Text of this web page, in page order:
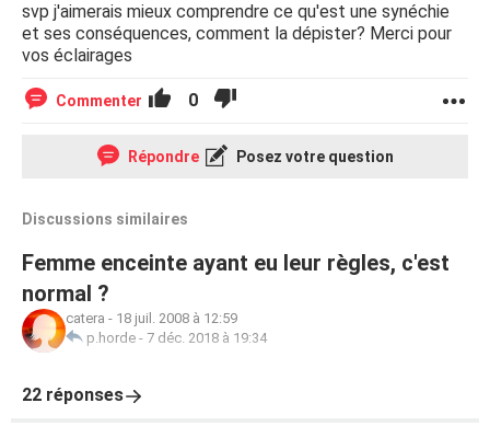
svp j'aimerais mieux comprendre ce qu'est une synéchie
et ses conséquences, comment la dépister? Merci pour
vos éclairages
Commenter 0
Répondre Posez votre question
Discussions similaires
Femme enceinte ayant eu leur règles, c'est
normal ?
catera - 18 juil. 2008 à 12:59
p.horde - 7 déc. 2018 à 19:34
22 réponses